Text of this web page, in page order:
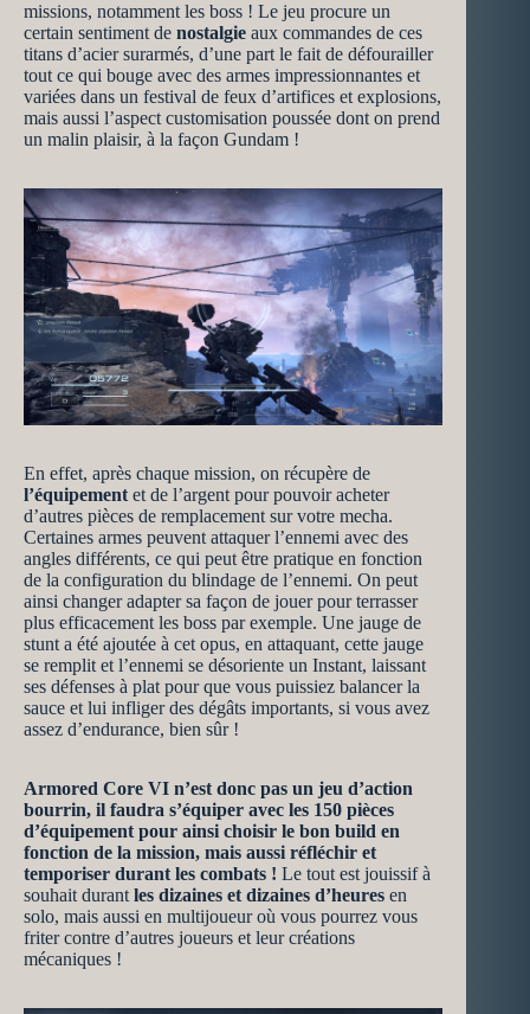
missions, notamment les boss ! Le jeu procure un
certain sentiment de nostalgie aux commandes de ces
titans d’acier surarmés, d’une part le fait de défourailler
tout ce qui bouge avec des armes impressionnantes et
variées dans un festival de feux d’artifices et explosions,
mais aussi l’aspect customisation poussée dont on prend
un malin plaisir, à la façon Gundam !
En effet, après chaque mission, on récupère de
l’équipement et de l’argent pour pouvoir acheter
d’autres pièces de remplacement sur votre mecha.
Certaines armes peuvent attaquer l’ennemi avec des
angles différents, ce qui peut être pratique en fonction
de la configuration du blindage de l’ennemi. On peut
ainsi changer adapter sa façon de jouer pour terrasser
plus efficacement les boss par exemple. Une jauge de
stunt a été ajoutée à cet opus, en attaquant, cette jauge
se remplit et l’ennemi se désoriente un Instant, laissant
ses défenses à plat pour que vous puissiez balancer la
sauce et lui infliger des dégâts importants, si vous avez
assez d’endurance, bien sûr !
Armored Core VI n’est donc pas un jeu d’action
bourrin, il faudra s’équiper avec les 150 pièces
d’équipement pour ainsi choisir le bon build en
fonction de la mission, mais aussi réfléchir et
temporiser durant les combats ! Le tout est jouissif à
souhait durant les dizaines et dizaines d’heures en
solo, mais aussi en multijoueur où vous pourrez vous
friter contre d’autres joueurs et leur créations
mécaniques !